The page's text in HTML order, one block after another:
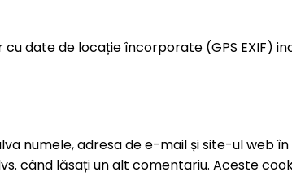
date de locație încorporate (GPS EXIF)
numele, adresa de e-mail și site-ul web
când lăsați un alt comentariu. Aceste